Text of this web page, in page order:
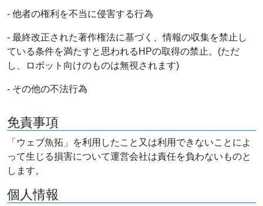
- 他者の権利を不当に侵害する行為
- 最終改正された著作権法に基づく、情報の収集を禁止し
ている条件を満たすと思われるHPの取得の禁止。(ただ
し、ロボット向けのものは無視されます)
- その他の不法行為
免責事項
「ウェブ魚拓」を利用したこと又は利用できないことによ
って生じる損害について運営会社は責任を負わないものと
します。
個人情報